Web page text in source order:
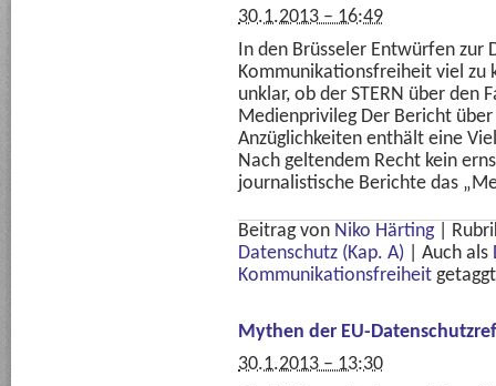
30.1.2013 – 16:49
In den Brüsseler Entwürfen zur
Kommunikationsfreiheit viel zu
unklar, ob der STERN über
Medienprivileg Der Bericht
Anzüglichkeiten enthält eine
Nach geltendem Recht kein
journalistische Berichte das
Beitrag von Niko Härting
Datenschutz (Kap. A)
Auch als
Kommunikationsfreiheit getaggt
Mythen der EU-
30.1.2013 – 13:30